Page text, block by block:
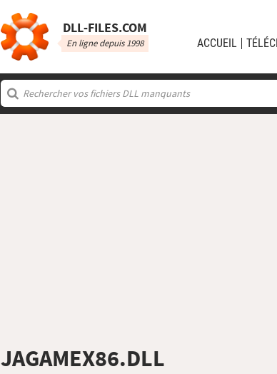
DLL‑FILES.COM
En ligne depuis 1998 ACCUEIL
JAGAMEX86.DLL